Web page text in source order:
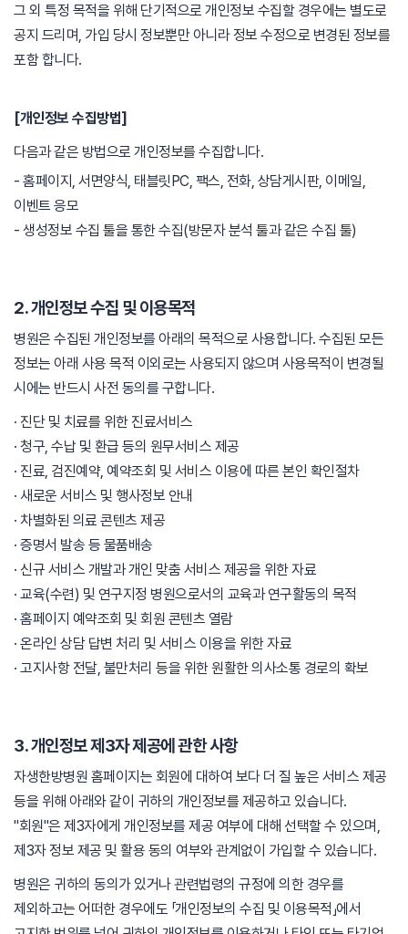
그 외 특정 목적을 위해 단기적으로 개인정보 수집할 경우에는 별도로
공지 드리며, 가입 당시 정보뿐만 아니라 정보 수정으로 변경된 정보를
포함 합니다.
[개인정보 수집방법]
다음과 같은 방법으로 개인정보를 수집합니다.
- 홈페이지, 서면양식, 태블릿PC, 팩스, 전화, 상담게시판, 이메일,
이벤트 응모
- 생성정보 수집 툴을 통한 수집(방문자 분석 툴과 같은 수집 툴)
2. 개인정보 수집 및 이용목적
병원은 수집된 개인정보를 아래의 목적으로 사용합니다. 수집된 모든
정보는 아래 사용 목적 이외로는 사용되지 않으며 사용목적이 변경될
시에는 반드시 사전 동의를 구합니다.
· 진단 및 치료를 위한 진료서비스
· 청구, 수납 및 환급 등의 원무서비스 제공
· 진료, 검진예약, 예약조회 및 서비스 이용에 따른 본인 확인절차
· 새로운 서비스 및 행사정보 안내
· 차별화된 의료 콘텐츠 제공
· 증명서 발송 등 물품배송
· 신규 서비스 개발과 개인 맞춤 서비스 제공을 위한 자료
· 교육(수련) 및 연구지정 병원으로서의 교육과 연구활동의 목적
· 홈페이지 예약조회 및 회원 콘텐츠 열람
· 온라인 상담 답변 처리 및 서비스 이용을 위한 자료
· 고지사항 전달, 불만처리 등을 위한 원활한 의사소통 경로의 확보
3. 개인정보 제3자 제공에 관한 사항
자생한방병원 홈페이지는 회원에 대하여 보다 더 질 높은 서비스 제공
등을 위해 아래와 같이 귀하의 개인정보를 제공하고 있습니다.
"회원"은 제3자에게 개인정보를 제공 여부에 대해 선택할 수 있으며,
제3자 정보 제공 및 활용 동의 여부와 관계없이 가입할 수 있습니다.
병원은 귀하의 동의가 있거나 관련법령의 규정에 의한 경우를
제외하고는 어떠한 경우에도 「개인정보의 수집 및 이용목적」에서